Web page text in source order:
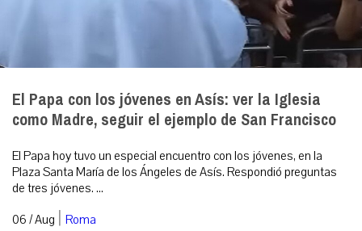
El Papa con los jóvenes en Asís: ver la Iglesia
como Madre, seguir el ejemplo de San Francisco
El Papa hoy tuvo un especial encuentro con los jóvenes, en la
Plaza Santa María de los Ángeles de Asís. Respondió preguntas
de tres jóvenes. ...
06 / Aug | Roma